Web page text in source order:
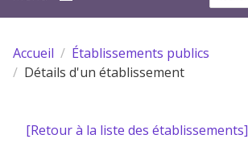
Accueil
Établissements publics
Détails d'un établissement
[Retour à la liste des établissements]